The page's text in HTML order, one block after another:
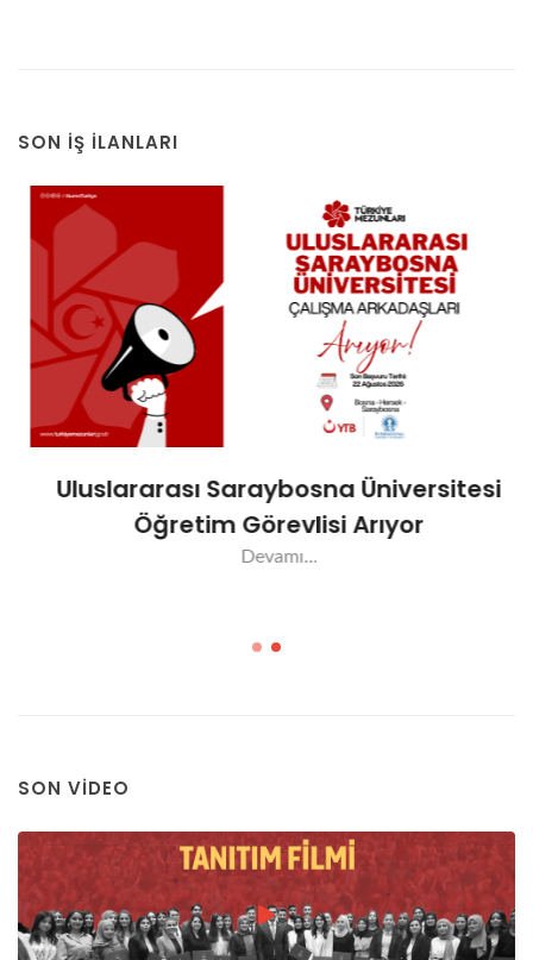
SON İŞ İLANLARI
Uluslararası Saraybosna Üniversitesi
Öğretim Görevlisi Arıyor
Devamı...
SON VIDEO